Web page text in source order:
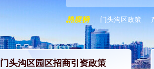
门头沟区政策
门头沟区园区招商引资政策